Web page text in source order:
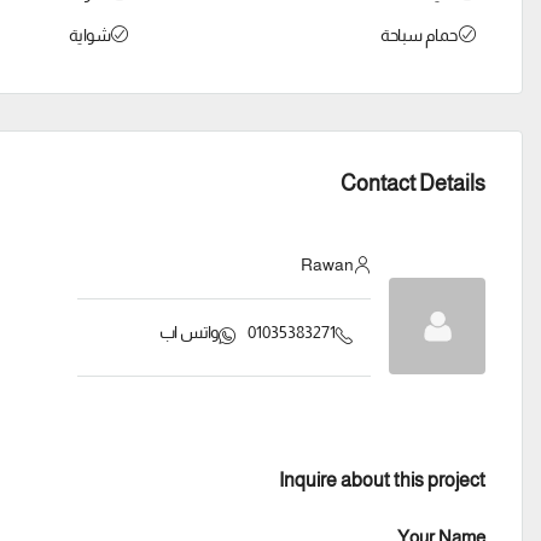
حمام سباحة شواية
Contact Details
Rawan
01035383271 واتس اب
Inquire about this project
Your Name